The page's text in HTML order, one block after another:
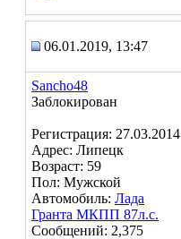
06.01.2019, 13:47
Sancho48
Заблокирован
Регистрация: 27.03.2014
Адрес: Липецк
Возраст: 59
Пол: Мужской
Автомобиль: Лада
Гранта МКПП 87л.с.
Сообщений: 2,375